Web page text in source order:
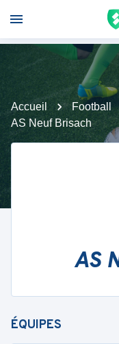
Accueil Football
AS Neuf Brisach
AS
ÉQUIPES